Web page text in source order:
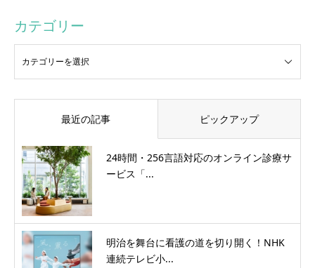
カテゴリー
最近の記事 ピックアップ
24時間・256言語対応のオンライン診療サ
ービス「...
明治を舞台に看護の道を切り開く！NHK
連続テレビ小...